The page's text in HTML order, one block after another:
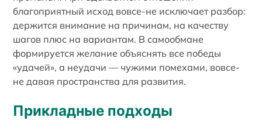
благоприятный исход вовсе-не исключает разбор:
держится внимание на причинам, на качеству
шагов плюс на вариантам. В самообмане
формируется желание объяснять все победы
«удачей», а неудачи — чужими помехами, вовсе-
не давая пространства для развития.
Прикладные подходы